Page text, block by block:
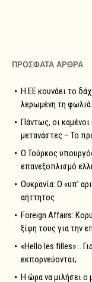
ΠΡΟΣΦΑΤΑ ΑΡΘΡΑ
Η ΕΕ κουνάει το
λερωμένη τη φωλιά
Πάντως, οι
μετανάστες – Το
Ο Τούρκος
επανεξοπλισμό
Ουκρανία: Ο «υπ’
αήττητος
Foreign Affairs:
ξίφη τους για την
«Hello les filles»…
εκπορνεύονται;
Η ώρα να μιλήσει ο